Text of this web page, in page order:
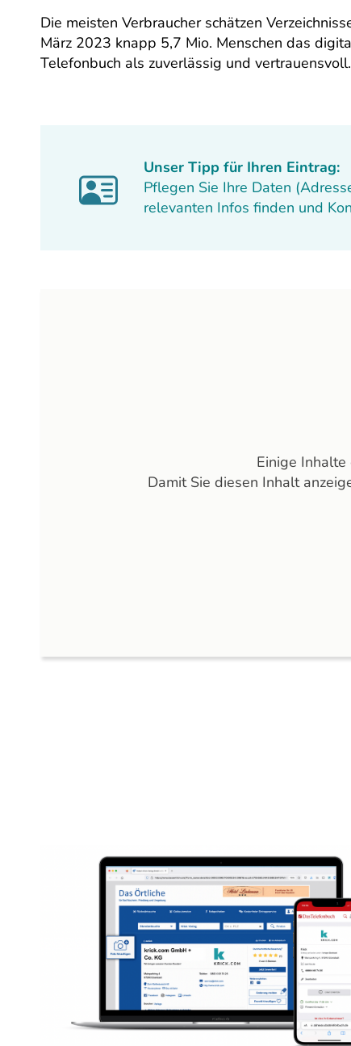
Die meisten Verbraucher schätzen
März 2023 knapp 5,7 Mio. Menschen das
Telefonbuch als zuverlässig und
Unser Tipp für Ihren Eintrag:
Pflegen Sie Ihre Daten
relevanten Infos finden und
Einige Inhalte
Damit Sie diesen Inhalt